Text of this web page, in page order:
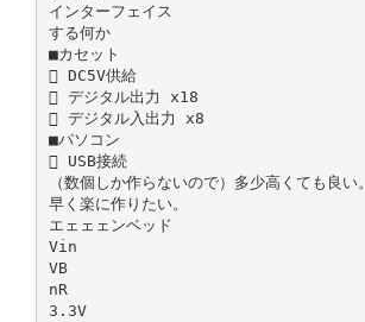
インターフェイス
する何か
■カセット
 DC5V供給
 デジタル出力 x18
 デジタル入出力 x8
■パソコン
 USB接続
（数個しか作らないので）多少高くても良い。
早く楽に作りたい。
エェェェンベッド
Vin
VB
nR
3.3V